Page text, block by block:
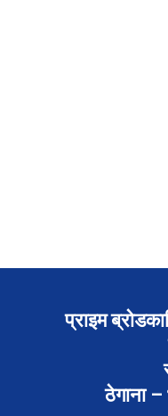
प्राइम
ठेगाना